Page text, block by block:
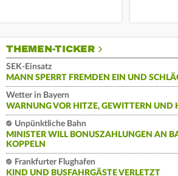
THEMEN-TICKER
SEK-Einsatz
MANN SPERRT FREMDEN EIN UND
Wetter in Bayern
WARNUNG VOR HITZE, GEWITTERN UND
Unpünktliche Bahn
MINISTER WILL BONUSZAHLUNGEN AN
KOPPELN
Frankfurter Flughafen
KIND UND BUSFAHRGÄSTE VERLETZT